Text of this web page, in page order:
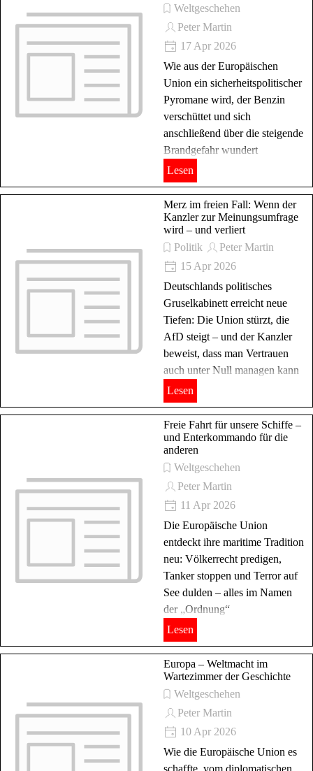
Weltgeschehen
Peter Martin
17 Apr 2026
Wie aus der Europäischen
Union ein sicherheitspolitischer
Pyromane wird, der Benzin
verschüttet und sich
anschließend über die steigende
Brandgefahr wundert
Lesen
Merz im freien Fall: Wenn der
Kanzler zur Meinungsumfrage
wird – und verliert
Politik
Peter Martin
15 Apr 2026
Deutschlands politisches
Gruselkabinett erreicht neue
Tiefen: Die Union stürzt, die
AfD steigt – und der Kanzler
beweist, dass man Vertrauen
auch unter Null managen kann
Lesen
Freie Fahrt für unsere Schiffe –
und Enterkommando für die
anderen
Weltgeschehen
Peter Martin
11 Apr 2026
Die Europäische Union
entdeckt ihre maritime Tradition
neu: Völkerrecht predigen,
Tanker stoppen und Terror auf
See dulden – alles im Namen
der „Ordnung“
Lesen
Europa – Weltmacht im
Wartezimmer der Geschichte
Weltgeschehen
Peter Martin
10 Apr 2026
Wie die Europäische Union es
schaffte, vom diplomatischen